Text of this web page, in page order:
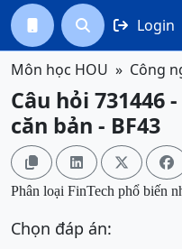
  Login
Môn học HOU Công
Câu hỏi 731446
căn bản - BF43
   
Phân loại FinTech phổ biến
Chọn đáp án: